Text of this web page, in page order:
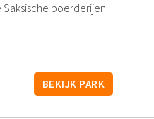
Saksische boerderijen
BEKIJK PARK